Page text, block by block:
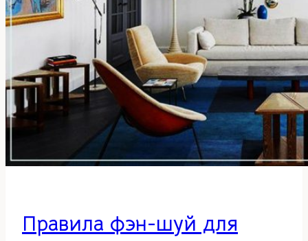
Правила фэн-шуй для